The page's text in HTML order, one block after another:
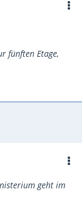
fünften Etage,
geht im